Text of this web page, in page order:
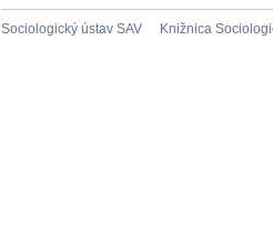
Sociologický ústav SAV Knižnica